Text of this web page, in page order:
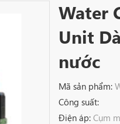
Water
Unit
nước
Mã sản phẩm:
Công suất:
Điện áp: Cụm